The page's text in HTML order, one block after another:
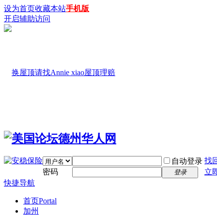
设为首页收藏本站手机版
开启辅助访问
自动登录 找
密码
登录
立
快捷导航
首页Portal
加州